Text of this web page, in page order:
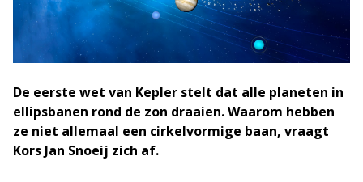
De eerste wet van Kepler stelt dat alle planeten in
ellipsbanen rond de zon draaien. Waarom hebben
ze niet allemaal een cirkelvormige baan, vraagt
Kors Jan Snoeij zich af.